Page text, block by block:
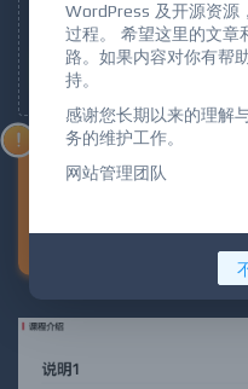
文件密
购买之前请认真阅读【
WordPress 及开源资源
过程。 希望这里的文章
路。如果内容对你有帮
持。
感谢您长期以来的理解
务的维护工作。
网站管理团队